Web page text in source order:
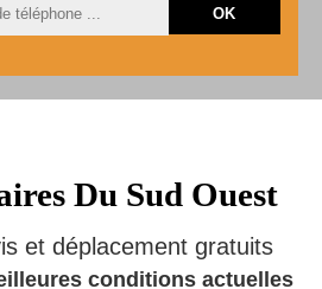
Du Sud Ouest
et déplacement gratuits
conditions actuelles